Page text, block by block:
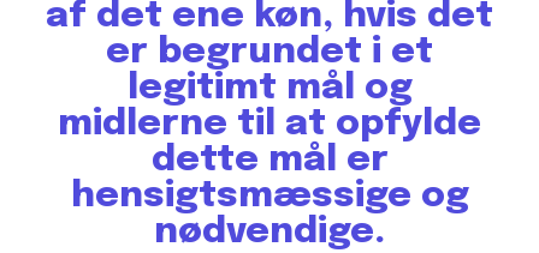
af det ene køn, hvis det
er begrundet i et
legitimt mål og
midlerne til at opfylde
dette mål er
hensigtsmæssige og
nødvendige.